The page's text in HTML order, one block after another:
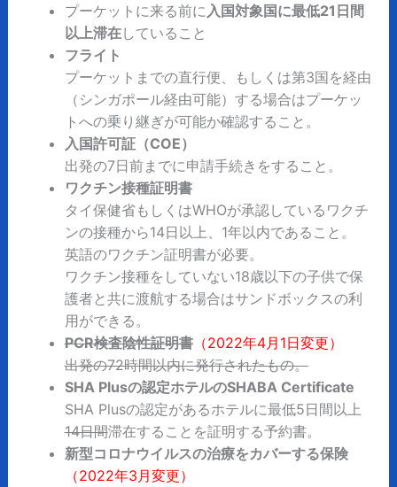
プーケットに来る前に 入国対象国に最低21日間
以上滞在していること
フライト
プーケットまでの直行便、もしくは第3国を経由
（シンガポール経由可能）する場合はプーケッ
トへの乗り継ぎが可能か確認すること。
入国許可証（COE）
出発の7日前までに申請手続きをすること。
ワクチン接種証明書
タイ保健省もしくはWHOが承認しているワクチ
ンの接種から14日以上、1年以内であること。
英語のワクチン証明書が必要。
ワクチン接種をしていない18歳以下の子供で保
護者と共に渡航する場合はサンドボックスの利
用ができる。
PCR検査陰性証明書（2022年4月1日変更）
出発の72時間以内に発行されたもの。
SHA Plusの認定ホテルのSHABA Certificate
SHA Plusの認定があるホテルに最低5日間以上
14日間滞在することを証明する予約書。
新型コロナウイルスの治療をカバーする保険
（2022年3月変更）